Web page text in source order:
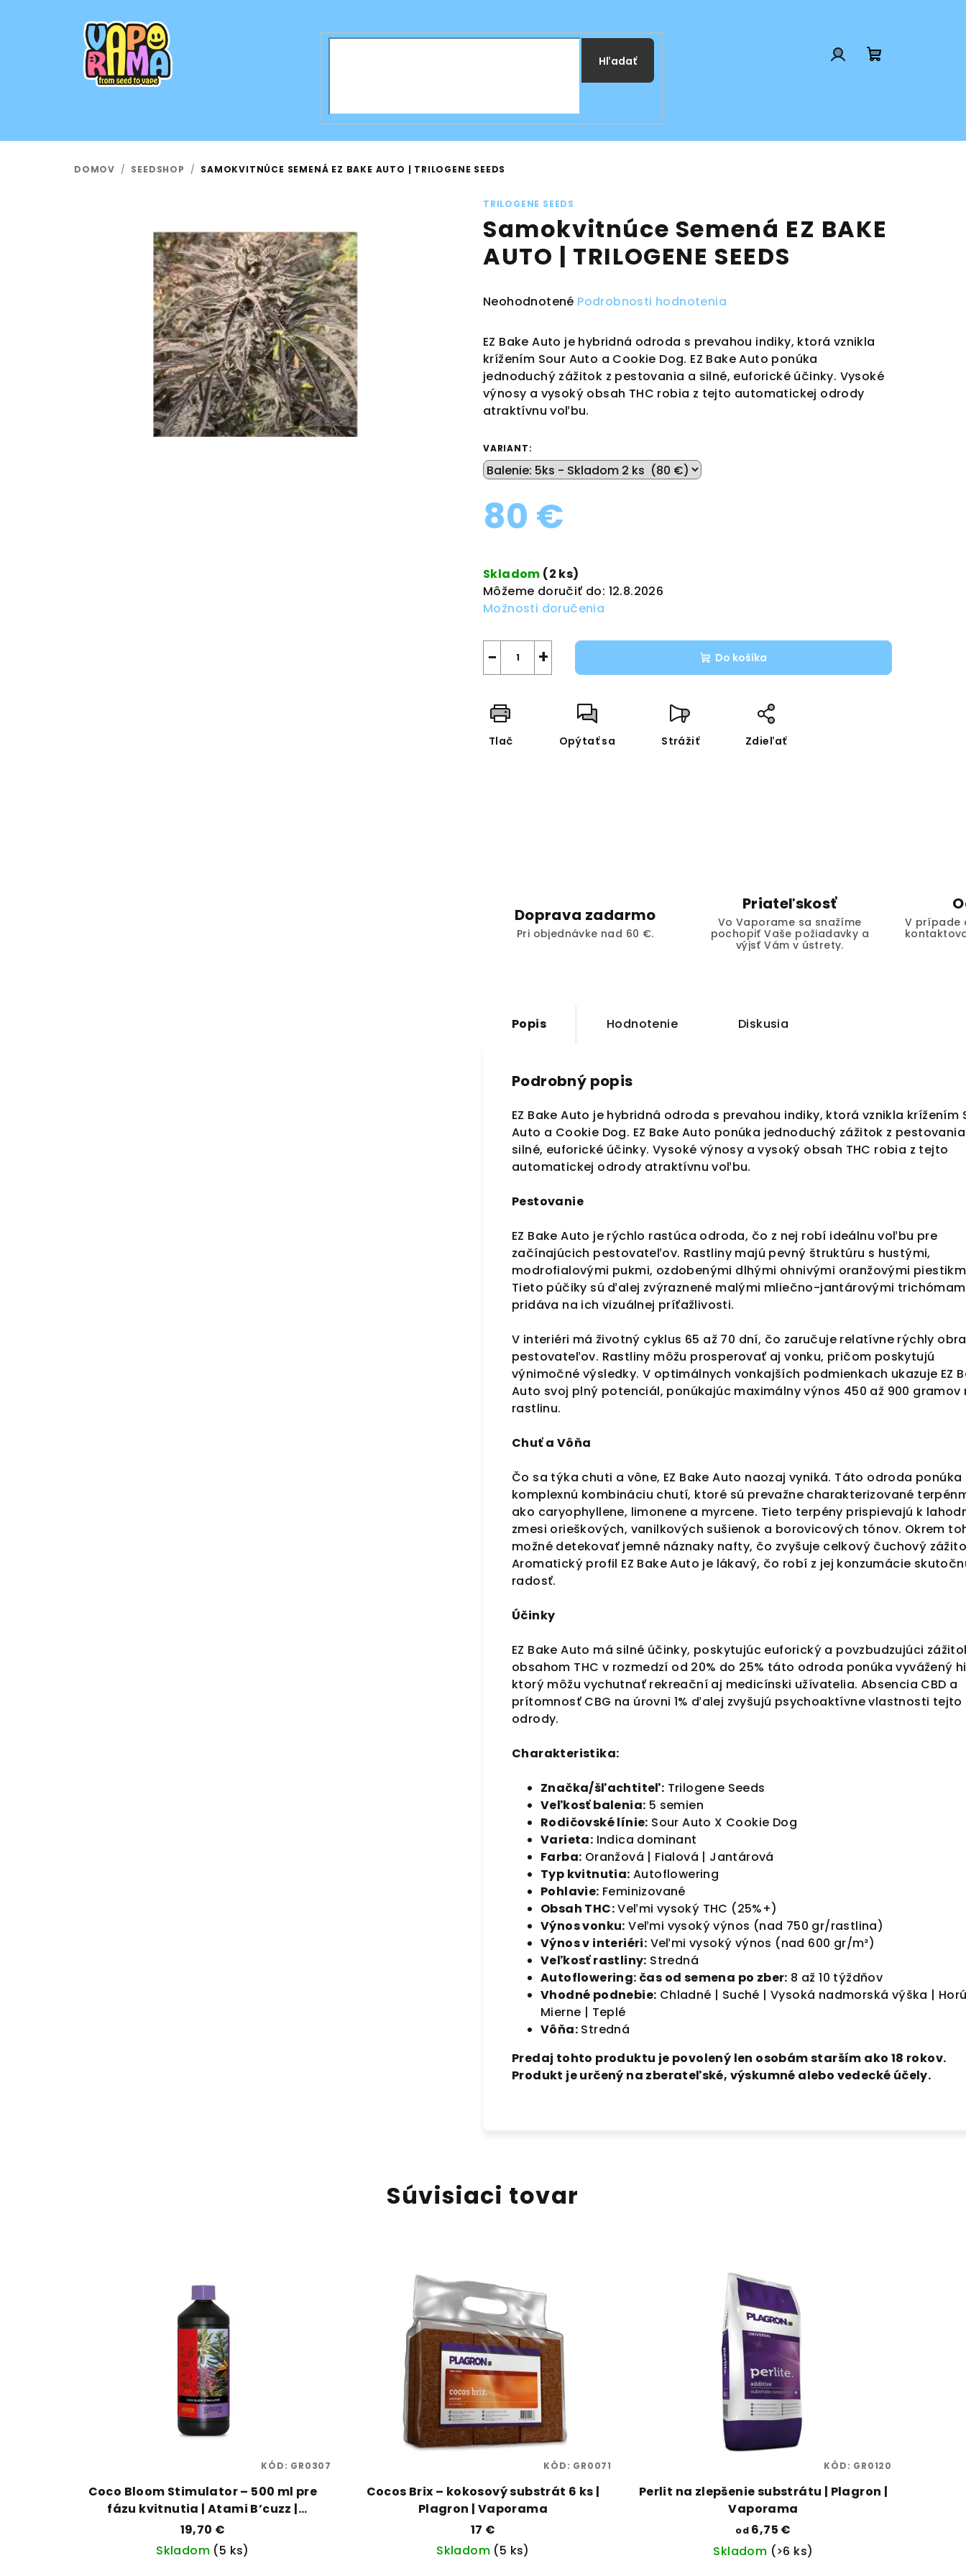
Hľadať
DOMOV / SEEDSHOP / SAMOKVITNÚCE SEMENÁ EZ BAKE AUTO | TRILOGENE SEEDS
TRILOGENE SEEDS
Samokvitnúce Semená EZ BAKE
AUTO | TRILOGENE SEEDS
Priemerné
produktu
je
0,0
z
5
Neohodnotené Podrobnosti hodnotenia
EZ Bake Auto je hybridná odroda s prevahou indiky, ktorá vznikla
krížením Sour Auto a Cookie Dog. EZ Bake Auto ponúka
jednoduchý zážitok z pestovania a silné, euforické účinky. Vysoké
výnosy a vysoký obsah THC robia z tejto automatickej odrody
atraktívnu voľbu.
VARIANT:
80 €
cena:
Skladom (2 ks)
Môžeme doručiť do: 12.8.2026
Možnosti doručenia
+
− Do košíka
Tlač Opýtať sa Strážiť Zdieľať
Doprava zadarmo
Pri objednávke nad 60 €.
Priateľskosť
Vo Vaporame sa snažíme
pochopiť Vaše požiadavky a
výjsť Vám v ústrety.
V prípade
Popis Hodnotenie Diskusia
Podrobný popis
EZ Bake Auto je hybridná odroda s prevahou indiky, ktorá vznikla krížením
Auto a Cookie Dog. EZ Bake Auto ponúka jednoduchý zážitok z
silné, euforické účinky. Vysoké výnosy a vysoký obsah THC robia z tejto
automatickej odrody atraktívnu voľbu.
Pestovanie
EZ Bake Auto je rýchlo rastúca odroda, čo z nej robí ideálnu voľbu pre
začínajúcich pestovateľov. Rastliny majú pevný štruktúru s hustými,
modrofialovými pukmi, ozdobenými dlhými ohnivými oranžovými
Tieto púčiky sú ďalej zvýraznené malými mliečno-jantárovými
pridáva na ich vizuálnej príťažlivosti.
V interiéri má životný cyklus 65 až 70 dní, čo zaručuje relatívne rýchly
pestovateľov. Rastliny môžu prosperovať aj vonku, pričom poskytujú
výnimočné výsledky. V optimálnych vonkajších podmienkach ukazuje EZ
Auto svoj plný potenciál, ponúkajúc maximálny výnos 450 až 900 gramov
rastlinu.
Chuť a Vôňa
Čo sa týka chuti a vône, EZ Bake Auto naozaj vyniká. Táto odroda ponúka
komplexnú kombináciu chutí, ktoré sú prevažne charakterizované
ako caryophyllene, limonene a myrcene. Tieto terpény prispievajú k
zmesi orieškových, vanilkových sušienok a borovicových tónov. Okrem
možné detekovať jemné náznaky nafty, čo zvyšuje celkový čuchový
Aromatický profil EZ Bake Auto je lákavý, čo robí z jej konzumácie
radosť.
Účinky
EZ Bake Auto má silné účinky, poskytujúc euforický a povzbudzujúci
obsahom THC v rozmedzí od 20% do 25% táto odroda ponúka vyvážený
ktorý môžu vychutnať rekreační aj medicínski užívatelia. Absencia CBD a
prítomnosť CBG na úrovni 1% ďalej zvyšujú psychoaktívne vlastnosti tejto
odrody.
Charakteristika:
Značka/šľachtiteľ: Trilogene Seeds
Veľkosť balenia: 5 semien
Rodičovské línie: Sour Auto X Cookie Dog
Varieta: Indica dominant
Farba: Oranžová | Fialová | Jantárová
Typ kvitnutia: Autoflowering
Pohlavie: Feminizované
Obsah THC:Veľmi vysoký THC (25%+)
Výnos vonku: Veľmi vysoký výnos (nad 750 gr/rastlina)
Výnos v interiéri: Veľmi vysoký výnos (nad 600 gr/m²)
Veľkosť rastliny: Stredná
Autoflowering: čas od semena po zber: 8 až 10 týždňov
Vhodné podnebie: Chladné | Suché | Vysoká nadmorská výška |
Mierne | Teplé
Vôňa: Stredná
Predaj tohto produktu je povolený len osobám starším ako 18 rokov.
Produkt je určený na zberateľské, výskumné alebo vedecké účely.
Súvisiaci tovar
Coco Bloom Stimulator – 500 ml pre
fázu kvitnutia | Atami B’cuzz |
Vaporama
19,70 €
Skladom (5 ks)
KÓD: GR0307
Cocos Brix – kokosový substrát 6 ks |
Plagron | Vaporama
17 €
Skladom (5 ks)
KÓD: GR0071
Perlit na zlepšenie substrátu | Plagron |
Vaporama
od6,75 €
Skladom (>6 ks)
KÓD: GR0120